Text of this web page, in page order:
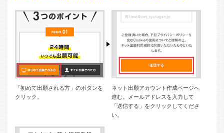
「初めて出願される方」のボタンを
クリック。
ネット出願アカウント作成ページへ
進む。メールアドレスを入力して
「送信する」をクリックしてくださ
い。